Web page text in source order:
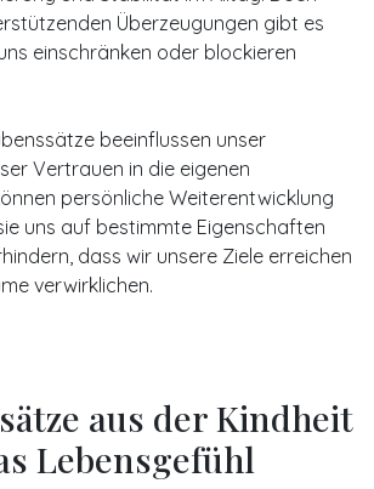
Überzeugungen gibt es
einschränken oder blockieren
beeinflussen unser
Vertrauen in die eigenen
persönliche Weiterentwicklung
uns auf bestimmte Eigenschaften
dass wir unsere Ziele erreichen
verwirklichen.
aus der Kindheit
Lebensgefühl